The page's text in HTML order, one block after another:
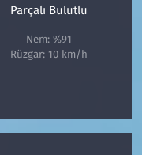
Parçalı Bulutlu
Nem: %91
Rüzgar: 10 km/h